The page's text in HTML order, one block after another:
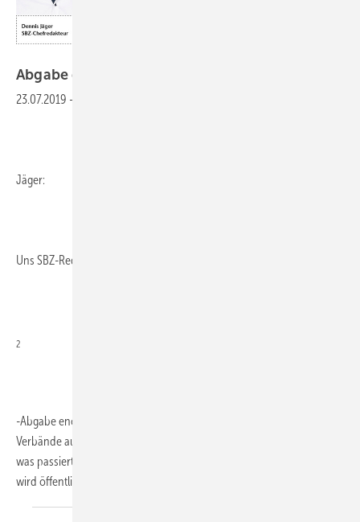
Abgabe darf nicht zur Last
23.07.2019 -
Jäger:
Uns SBZ-Redakteure beschäftigt die CO
2
-Abgabe enorm. Von allen Seiten prasseln Meinungen einschlägiger
Verbände auf uns ein. Wann kommt sie, wie wird sie umgesetzt und
was passiert mit den Einnahmen? Jede Regung auf politischer Ebene
wird öffentlich...